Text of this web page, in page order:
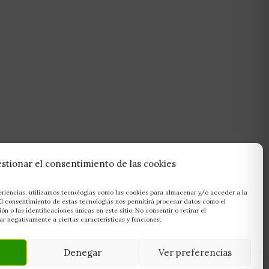
el consentimiento de las cookies
utilizamos tecnologías como las cookies para almacenar y/o acceder a la
consentimiento de estas tecnologías nos permitirá procesar datos como el
o las identificaciones únicas en este sitio. No consentir o retirar el
negativamente a ciertas características y funciones.
Denegar Ver preferencias